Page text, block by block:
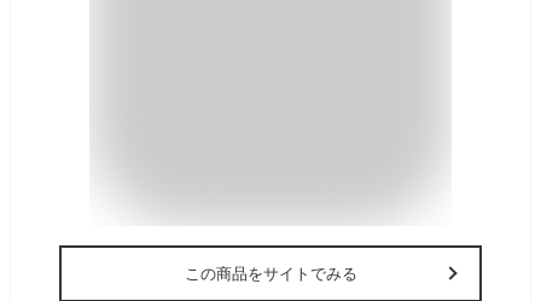
この商品をサイトでみる